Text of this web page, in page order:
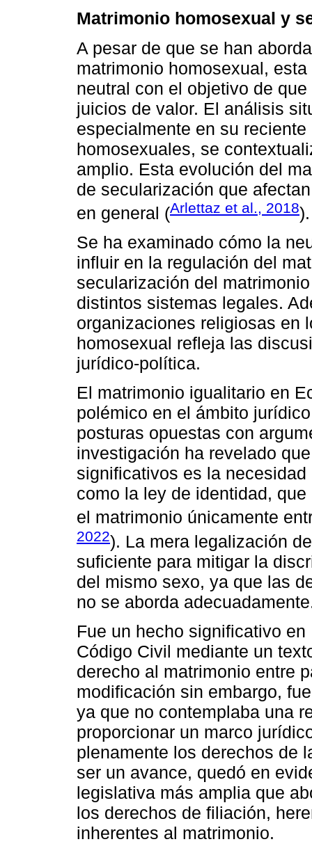
Matrimonio homosexual y
A pesar de que se han
matrimonio homosexual,
neutral con el objetivo de
juicios de valor. El análisis
especialmente en su
homosexuales, se
amplio. Esta evolución del
de secularización que
en general (Arlettaz et al., 2018).
Se ha examinado cómo la
influir en la regulación del
secularización del
distintos sistemas legales.
organizaciones religiosas en
homosexual refleja las
jurídico-política.
El matrimonio igualitario en
polémico en el ámbito
posturas opuestas con
investigación ha revelado
significativos es la
como la ley de identidad,
el matrimonio únicamente
2022). La mera legalización
suficiente para mitigar la
del mismo sexo, ya que las
no se aborda
Fue un hecho significativo
Código Civil mediante un
derecho al matrimonio entre
modificación sin embargo,
ya que no contemplaba una
proporcionar un marco
plenamente los derechos de
ser un avance, quedó en
legislativa más amplia que
los derechos de filiación,
inherentes al matrimonio.